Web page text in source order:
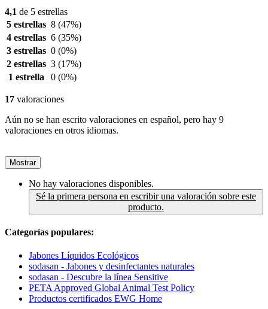
4,1 de 5 estrellas
5 estrellas 8 (47%)
4 estrellas 6 (35%)
3 estrellas 0 (0%)
2 estrellas 3 (17%)
1 estrella
0 (0%)
17 valoraciones
Aún no se han escrito valoraciones en español, pero hay 9
valoraciones en otros idiomas.
Mostrar
No hay valoraciones disponibles.
Sé la primera persona en escribir una valoración sobre este
producto.
Categorías populares:
Jabones Líquidos Ecológicos
sodasan - Jabones y desinfectantes naturales
sodasan - Descubre la línea Sensitive
PETA Approved Global Animal Test Policy
Productos certificados EWG Home